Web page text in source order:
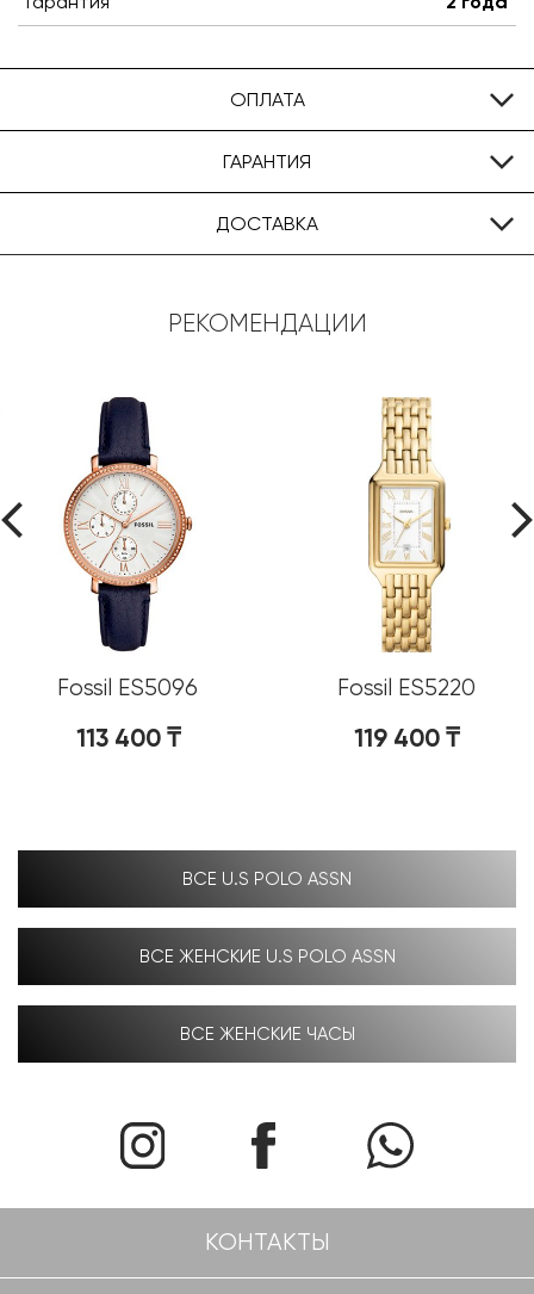
ОПЛАТА
ГАРАНТИЯ
ДОСТАВКА
РЕКОМЕНДАЦИИ
Fossil ES5096
113 400₸
Fossil ES5220
119 400₸
ВСЕ U.S POLO ASSN
ВСЕ ЖЕНСКИЕ U.S POLO ASSN
ВСЕ ЖЕНСКИЕ ЧАСЫ
КОНТАКТЫ